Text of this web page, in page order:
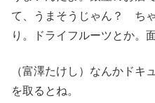
て、うまそうじゃん？ ち
り。ドライフルーツとか。
（富澤たけし）なんかド
を取るとね。